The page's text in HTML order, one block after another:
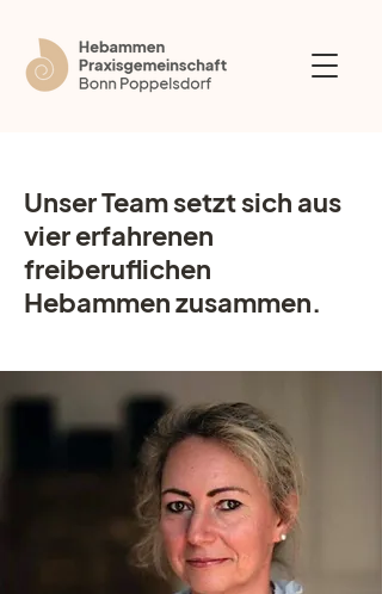
Unser Team setzt sich aus
vier erfahrenen
freiberuflichen
Hebammen zusammen.